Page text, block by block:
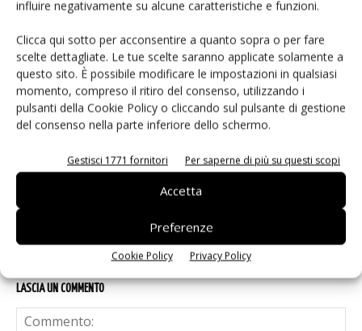
influire negativamente su alcune caratteristiche e funzioni.
Clicca qui sotto per acconsentire a quanto sopra o per fare
scelte dettagliate. Le tue scelte saranno applicate solamente a
questo sito. È possibile modificare le impostazioni in qualsiasi
momento, compreso il ritiro del consenso, utilizzando i
pulsanti della Cookie Policy o cliccando sul pulsante di gestione
del consenso nella parte inferiore dello schermo.
Gestisci 1771 fornitori Per saperne di più su questi scopi
Accetta
Preferenze
Cookie Policy Privacy Policy
Smart home: la sfida passa da
sicurezza e interoperabilità
Siemens e NVIDIA insieme sull’IA
agentica per l’EDA
LASCIA UN COMMENTO